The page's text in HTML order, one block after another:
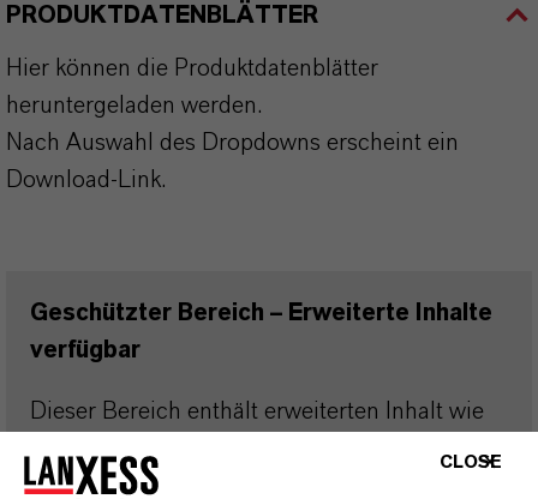
PRODUKTDATENBLÄTTER
Hier können die Produktdatenblätter
heruntergeladen werden.
Nach Auswahl des Dropdowns erscheint ein
Download-Link.
Geschützter Bereich – Erweiterte Inhalte
verfügbar
Dieser Bereich enthält erweiterten Inhalt wie
Sicherheitsdatenblätter (SDS), exklusive
CLOSE